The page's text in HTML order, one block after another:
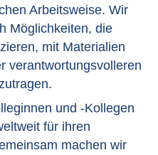
Arbeitsweise. Wir
Möglichkeiten, die
mit Materialien
verantwortungsvolleren
und -Kollegen
für ihren
machen wir